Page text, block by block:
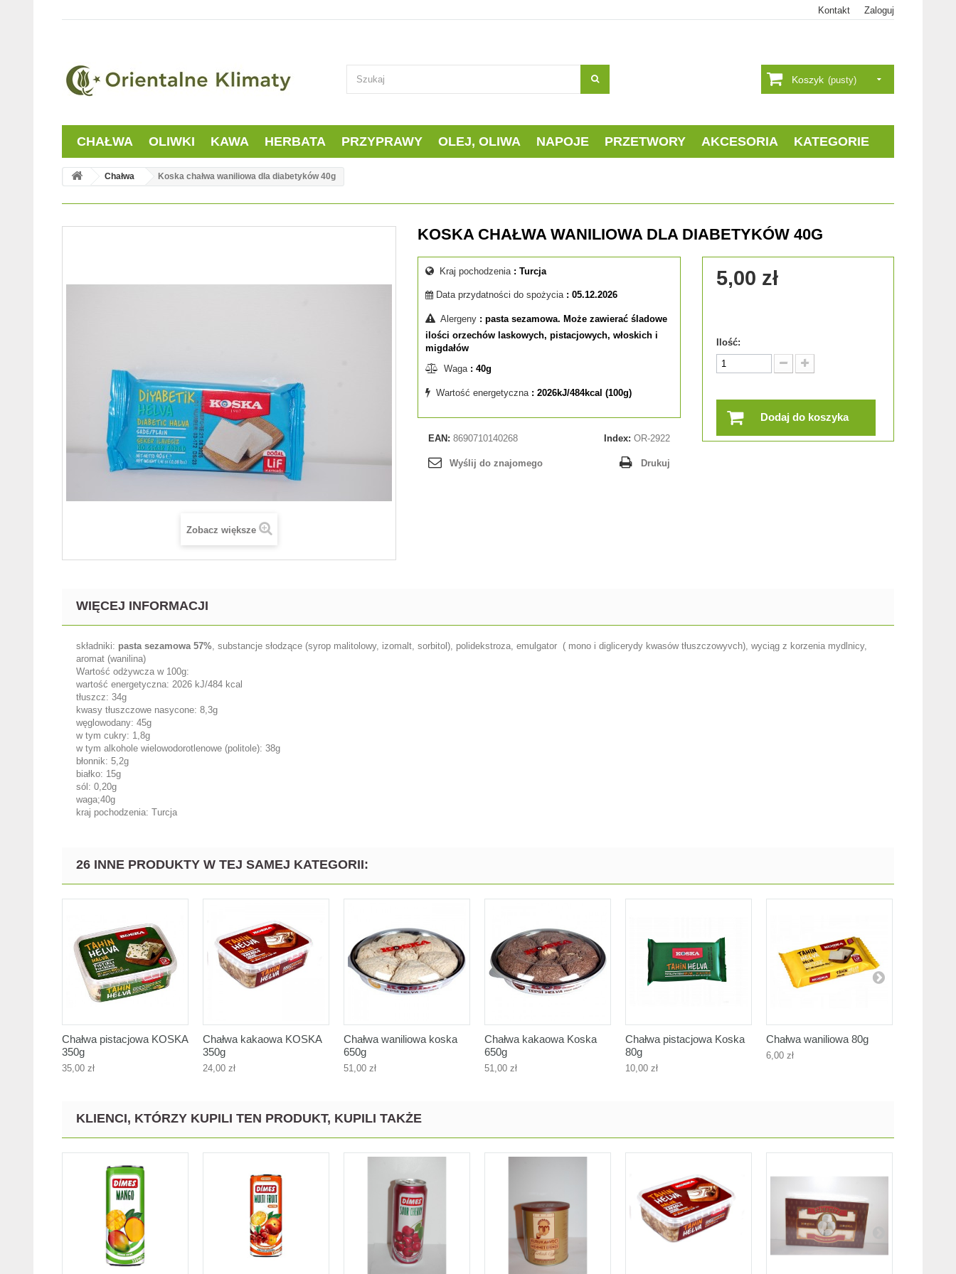
Zaloguj
Kontakt
Koszyk (pusty)
CHAŁWA OLIWKI KAWA HERBATA PRZYPRAWY OLEJ, OLIWA NAPOJE PRZETWORY AKCESORIA KATEGORIE
Chałwa Koska chałwa waniliowa dla diabetyków 40g
Zobacz większe
KOSKA CHAŁWA WANILIOWA DLA DIABETYKÓW 40G
Kraj pochodzenia: Turcja
Data przydatności do spożycia: 05.12.2026
Alergeny : pasta sezamowa. Może zawierać śladowe
ilości orzechów laskowych, pistacjowych, włoskich i
migdałów
Waga: 40g
Wartość energetyczna: 2026kJ/484kcal (100g)
EAN: 8690710140268 Index: OR-2922
Wyślij do znajomego Drukuj
5,00 zł
Ilość:
Dodaj do koszyka
WIĘCEJ INFORMACJI
składniki: pasta sezamowa 57%, substancje słodzące (syrop malitolowy, izomalt, sorbitol), polidekstroza, emulgator ( mono i diglicerydy kwasów tłuszczowyvch), wyciąg z korzenia mydlnicy,
aromat (wanilina)
Wartość odżywcza w 100g:
wartość energetyczna: 2026 kJ/484 kcal
tłuszcz: 34g
kwasy tłuszczowe nasycone: 8,3g
węglowodany: 45g
w tym cukry: 1,8g
w tym alkohole wielowodorotlenowe (politole): 38g
błonnik: 5,2g
białko: 15g
sól: 0,20g
waga;40g
kraj pochodzenia: Turcja
26 INNE PRODUKTY W TEJ SAMEJ KATEGORII:
Chałwa pistacjowa KOSKA
350g
35,00 zł
Chałwa kakaowa KOSKA
350g
24,00 zł
Chałwa waniliowa koska
650g
51,00 zł
Chałwa kakaowa Koska
650g
51,00 zł
Chałwa pistacjowa Koska
80g
10,00 zł
Chałwa waniliowa 80g
6,00 zł
KLIENCI, KTÓRZY KUPILI TEN PRODUKT, KUPILI TAKŻE